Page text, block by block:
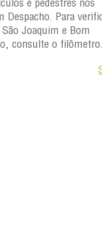
Despacho. Para
Joaquim e Bom
consulte o